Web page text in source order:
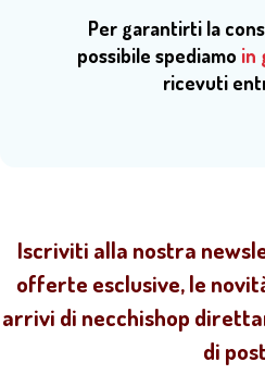
Per garantirti la
possibile spediamo in
ricevuti
Iscriviti alla nostra
offerte esclusive, le
arrivi di necchishop
di